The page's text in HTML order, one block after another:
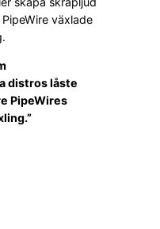
växlade
distros låste
PipeWires